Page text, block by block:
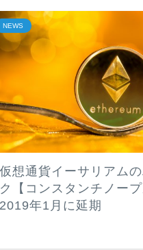
NEWS
仮想通貨イーサリアム
ク【コンスタンチノー
2019年1月に延期